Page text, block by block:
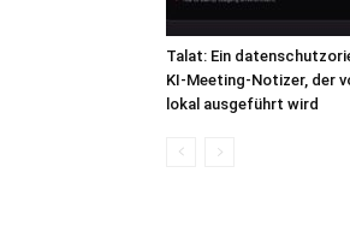
Talat: Ein
KI-Meeting-Notizer, der
lokal ausgeführt wird